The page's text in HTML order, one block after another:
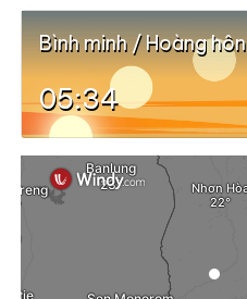
Bình minh / Hoàng hôn
05:34